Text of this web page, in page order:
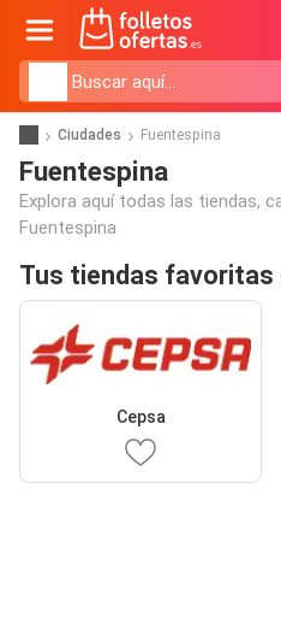
Ciudades Fuentespina
Fuentespina
Explora aquí todas las tiendas,
Fuentespina
Tus tiendas favoritas
Cepsa